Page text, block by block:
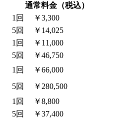
通常料金（税込）
1回
￥3,300
5回
￥14,025
1回
￥11,000
5回
￥46,750
1回
￥66,000
5回
￥280,500
1回
￥8,800
5回
￥37,400